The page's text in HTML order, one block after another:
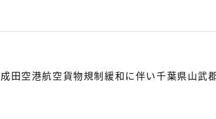
成田空港航空貨物規制緩和に伴い千葉県山武